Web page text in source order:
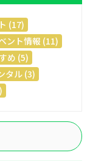
(17)
ント情報 (11)
め (5)
タル (3)